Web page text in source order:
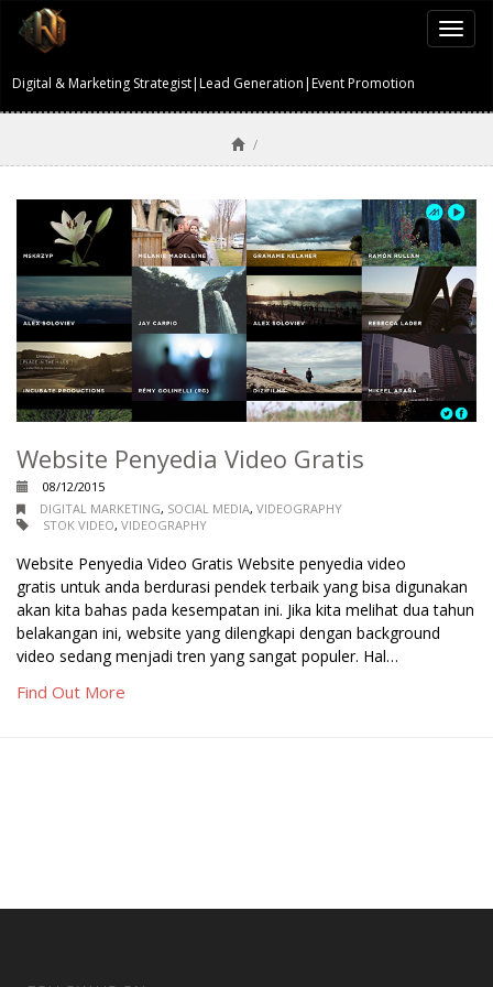
Digital & Marketing Strategist|Lead Generation|Event Promotion
/
Website Penyedia Video Gratis
08/12/2015
DIGITAL MARKETING, SOCIAL MEDIA, VIDEOGRAPHY
STOK VIDEO, VIDEOGRAPHY
Website Penyedia Video Gratis Website penyedia video
gratis untuk anda berdurasi pendek terbaik yang bisa digunakan
akan kita bahas pada kesempatan ini. Jika kita melihat dua tahun
belakangan ini, website yang dilengkapi dengan background
video sedang menjadi tren yang sangat populer. Hal…
Find Out More